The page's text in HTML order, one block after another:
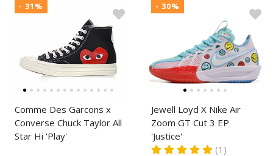
- 31%
Comme Des Garcons x
Converse Chuck Taylor All
Star Hi 'Play'
- 30%
Jewell Loyd X Nike Air
Zoom GT Cut 3 EP
'Justice'
(1)